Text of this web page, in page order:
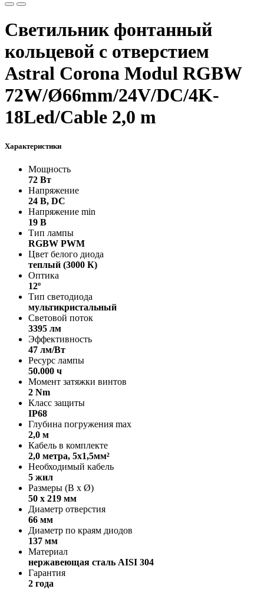
Светильник фонтанный
кольцевой с отверстием
Astral Corona Modul RGBW
72W/Ø66mm/24V/DC/4K-
18Led/Cable 2,0 m
Характеристики
Мощность
72 Вт
Напряжение
24 В, DC
Напряжение min
19 В
Тип лампы
RGBW PWM
Цвет белого диода
теплый (3000 К)
Оптика
12º
Тип светодиода
мультикристальный
Световой поток
3395 лм
Эффективность
47 лм/Вт
Ресурс лампы
50.000 ч
Момент затяжки винтов
2 Nm
Класс защиты
IP68
Глубина погружения max
2,0 м
Кабель в комплекте
2,0 метра, 5x1,5мм²
Необходимый кабель
5 жил
Размеры (В х Ø)
50 х 219 мм
Диаметр отверстия
66 мм
Диаметр по краям диодов
137 мм
Материал
нержавеющая сталь AISI 304
Гарантия
2 года